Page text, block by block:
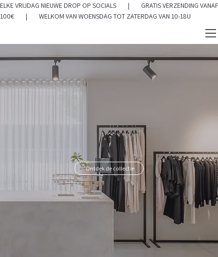
ELKE VRIJDAG NIEUWE DROP OP SOCIALS | GRATIS VERZENDING VANAF
100€ | WELKOM VAN WOENSDAG TOT ZATERDAG VAN 10-18U
Ontdek de collectie